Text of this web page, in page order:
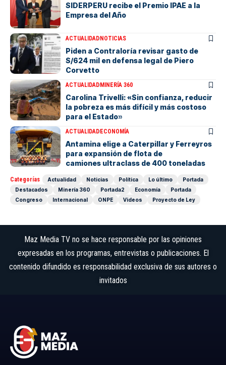
SIDERPERU recibe el Premio IPAE a la
Empresa del Año
ACTUALIDADNOTICIAS
Piden a Contraloría revisar gasto de
S/624 mil en defensa legal de Piero
Corvetto
ACTUALIDADMINERÍA 360
Carolina Trivelli: «Sin confianza, reducir
la pobreza es más difícil y más costoso
para el Estado»
ACTUALIDADECONOMÍA
Antamina elige a Caterpillar y Ferreyros
para expansión de flota de
camiones ultraclass de 400 toneladas
Categorías Actualidad Noticias Política Lo último
Portada
Destacados
Minería 360 Portada2 Economía
Portada
Congreso
Internacional ONPE Videos Proyecto de Ley
Maz Media TV no se hace responsable por las opiniones
expresadas en los programas, entrevistas o publicaciones. El
contenido difundido es responsabilidad exclusiva de sus autores o
invitados